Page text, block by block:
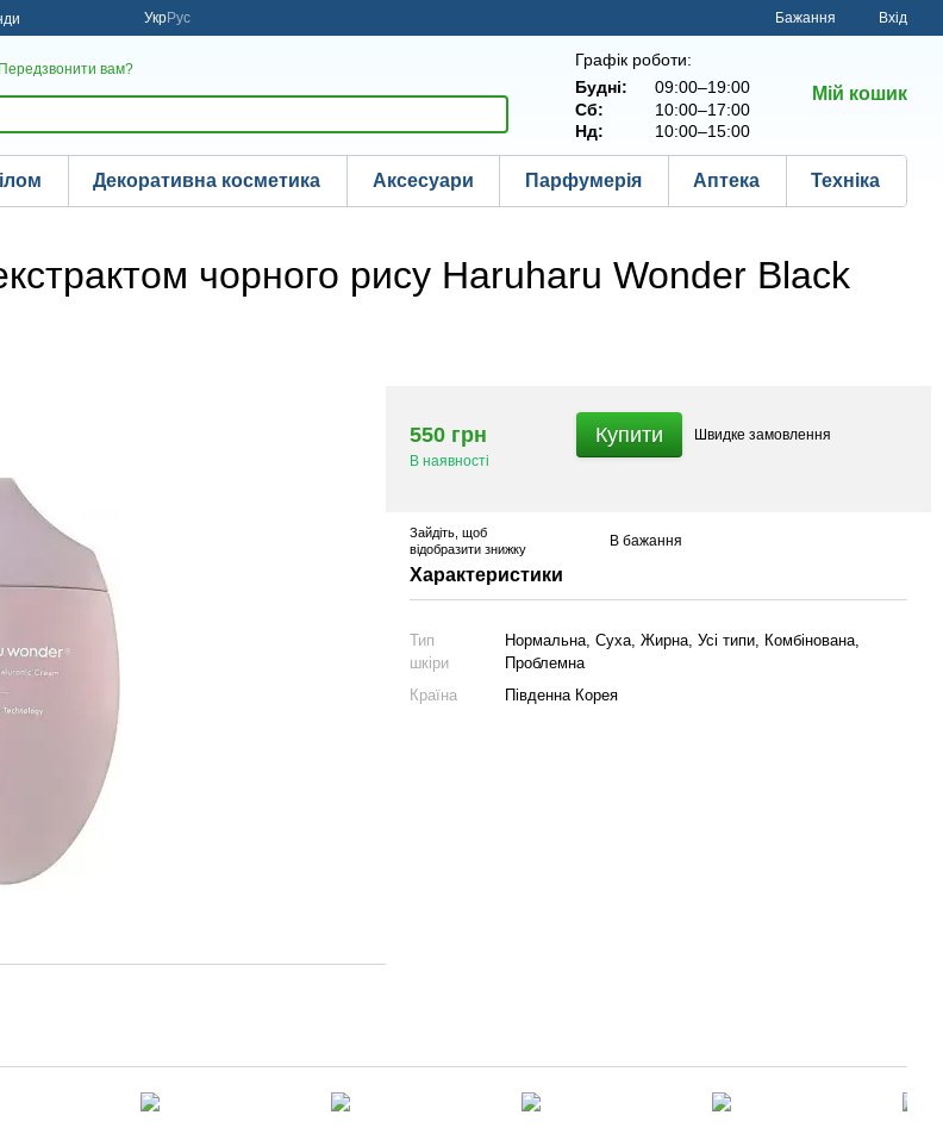
УкрРус Бажання Вхід
Передзвонити вам?
Графік роботи:
Будні:
09:00–19:00
Сб:
10:00–17:00
Нд:
10:00–15:00
Мій кошик
Декоративна косметика Аксесуари Парфумерія Аптека Техніка
чорного рису Haruharu Wonder Black
550 грн
В наявності
Купити Швидке замовлення
Зайдіть , щоб
відобразити знижку
В бажання
Характеристики
Тип
шкіри
Нормальна, Суха, Жирна, Усі типи, Комбінована,
Проблемна
Країна
Південна Корея